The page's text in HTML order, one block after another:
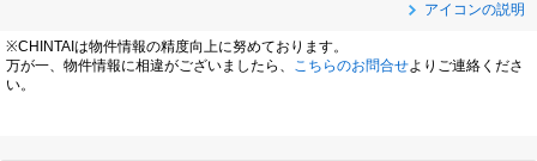
アイコンの説明
※CHINTAIは物件情報の精度向上に努めております。
万が一、物件情報に相違がございましたら、
こちらのお問合せよりご連絡くださ
い。